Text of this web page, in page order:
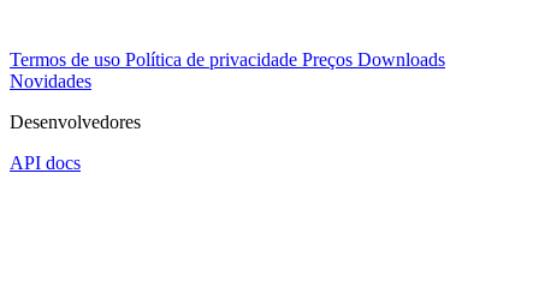
Termos de uso Política de privacidade Preços Downloads
Novidades
Desenvolvedores
API docs